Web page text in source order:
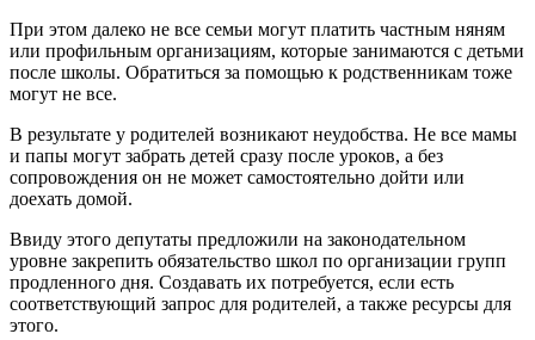
При этом далеко не все семьи могут платить частным няням
или профильным организациям, которые занимаются с детьми
после школы. Обратиться за помощью к родственникам тоже
могут не все.
В результате у родителей возникают неудобства. Не все мамы
и папы могут забрать детей сразу после уроков, а без
сопровождения он не может самостоятельно дойти или
доехать домой.
Ввиду этого депутаты предложили на законодательном
уровне закрепить обязательство школ по организации групп
продленного дня. Создавать их потребуется, если есть
соответствующий запрос для родителей, а также ресурсы для
этого.